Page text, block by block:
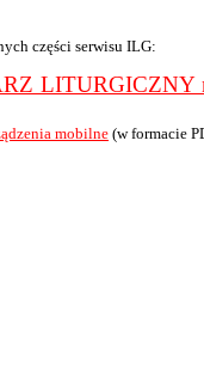
części serwisu ILG:
LITURGICZNY
mobilne (w formacie